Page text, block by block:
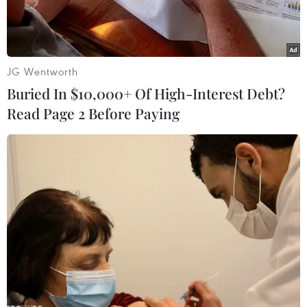
Ông Putin sẽ có cuộc hội đàm trực tuyến với ông
Tập Cận Bình vào ngày 30/12.
(Nguồn: kremlin.ru)
Điện Kremlin thông báo Tổng thống Nga
Vladimia Putin sẽ có cuộc hội đàm trực tuyến
với Chủ tịch Trung Quốc Tập Cận Bình vào ngày
JG Wentworth
Buried In $10,000+ Of High-Interest Debt?
Read Page 2 Before Paying